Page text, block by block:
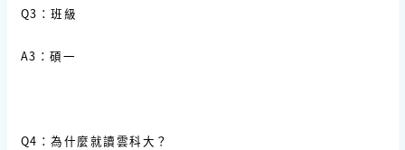
Q3：班級
A3：碩一
Q4：為什麼就讀雲科大？